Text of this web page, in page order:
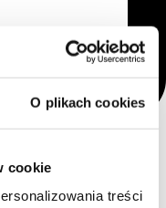
O plikach cookies
cookie
treści